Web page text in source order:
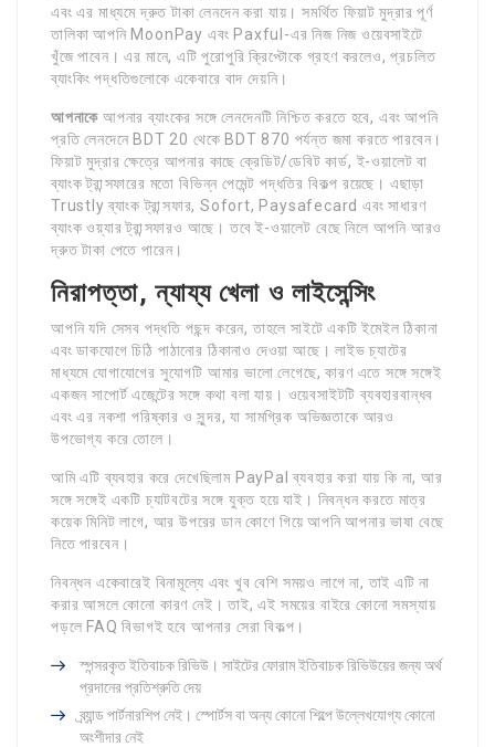
এবং এর মাধ্যমে দ্রুত টাকা লেনদেন করা যায়। সমর্থিত ফিয়াট মুদ্রার পূর্ণ
তালিকা আপনি MoonPay এবং Paxful-এর নিজ নিজ ওয়েবসাইটে
খুঁজে পাবেন। এর মানে, এটি পুরোপুরি ক্রিপ্টোকে গ্রহণ করলেও, প্রচলিত
ব্যাংকিং পদ্ধতিগুলোকে একেবারে বাদ দেয়নি।
আপনাকে আপনার ব্যাংকের সঙ্গে লেনদেনটি নিশ্চিত করতে হবে, এবং আপনি
প্রতি লেনদেনে BDT 20 থেকে BDT 870 পর্যন্ত জমা করতে পারবেন।
ফিয়াট মুদ্রার ক্ষেত্রে আপনার কাছে ক্রেডিট/ডেবিট কার্ড, ই-ওয়ালেট বা
ব্যাংক ট্রান্সফারের মতো বিভিন্ন পেমেন্ট পদ্ধতির বিকল্প রয়েছে। এছাড়া
Trustly ব্যাংক ট্রান্সফার, Sofort, Paysafecard এবং সাধারণ
ব্যাংক ওয়্যার ট্রান্সফারও আছে। তবে ই-ওয়ালেট বেছে নিলে আপনি আরও
দ্রুত টাকা পেতে পারেন।
নিরাপত্তা, ন্যায্য খেলা ও লাইসেন্সিং
আপনি যদি সেসব পদ্ধতি পছন্দ করেন, তাহলে সাইটে একটি ইমেইল ঠিকানা
এবং ডাকযোগে চিঠি পাঠানোর ঠিকানাও দেওয়া আছে। লাইভ চ্যাটের
মাধ্যমে যোগাযোগের সুযোগটি আমার ভালো লেগেছে, কারণ এতে সঙ্গে সঙ্গেই
একজন সাপোর্ট এজেন্টের সঙ্গে কথা বলা যায়। ওয়েবসাইটটি ব্যবহারবান্ধব
এবং এর নকশা পরিষ্কার ও সুন্দর, যা সামগ্রিক অভিজ্ঞতাকে আরও
উপভোগ্য করে তোলে।
আমি এটি ব্যবহার করে দেখেছিলাম PayPal ব্যবহার করা যায় কি না, আর
সঙ্গে সঙ্গেই একটি চ্যাটবটের সঙ্গে যুক্ত হয়ে যাই। নিবন্ধন করতে মাত্র
কয়েক মিনিট লাগে, আর উপরের ডান কোণে গিয়ে আপনি আপনার ভাষা বেছে
নিতে পারবেন।
নিবন্ধন একেবারেই বিনামূল্যে এবং খুব বেশি সময়ও লাগে না, তাই এটি না
করার আসলে কোনো কারণ নেই। তাই, এই সময়ের বাইরে কোনো সমস্যায়
পড়লে FAQ বিভাগই হবে আপনার সেরা বিকল্প।
স্পন্সরকৃত ইতিবাচক রিভিউ। সাইটের ফোরাম ইতিবাচক রিভিউয়ের জন্য অর্থ
প্রদানের প্রতিশ্রুতি দেয়
ব্র্যান্ড পার্টনারশিপ নেই। স্পোর্টস বা অন্য কোনো শিল্পে উল্লেখযোগ্য কোনো
অংশীদার নেই